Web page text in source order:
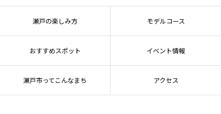
瀬戸の楽しみ方 モデルコース
おすすめスポット イベント情報
瀬戸市ってこんなまち アクセス